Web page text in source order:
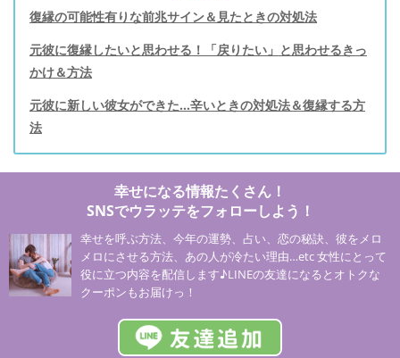
復縁の可能性有りな前兆サイン＆見たときの対処法
元彼に復縁したいと思わせる！「戻りたい」と思わせるきっ
かけ＆方法
元彼に新しい彼女ができた…辛いときの対処法＆復縁する方
法
幸せになる情報たくさん！
SNSでウラッテをフォローしよう！
幸せを呼ぶ方法、今年の運勢、占い、恋の秘訣、彼をメロ
メロにさせる方法、あの人が冷たい理由…etc 女性にとって
役に立つ内容を配信します♪LINEの友達になるとオトクな
クーポンもお届けっ！